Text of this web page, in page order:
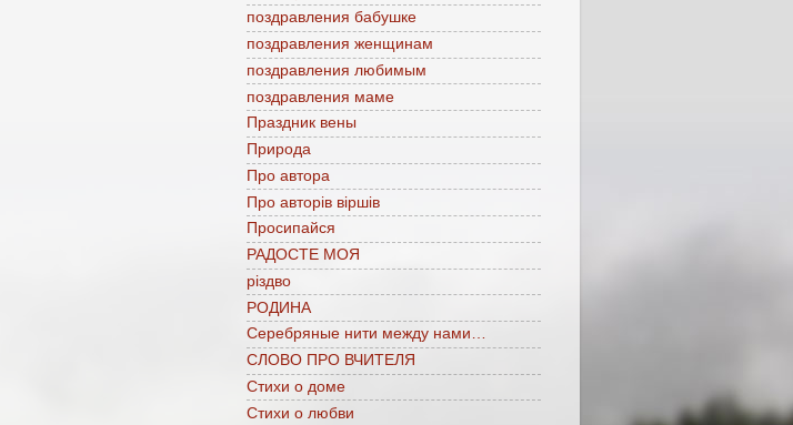
поздравления бабушке
поздравления женщинам
поздравления любимым
поздравления маме
Праздник вены
Природа
Про автора
Про авторів віршів
Просипайся
РАДОСТЕ МОЯ
різдво
РОДИНА
Серебряные нити между нами…
СЛОВО ПРО ВЧИТЕЛЯ
Стихи о доме
Стихи о любви